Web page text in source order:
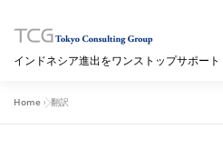
インドネシア進出をワンストップサポート
Home »翻訳